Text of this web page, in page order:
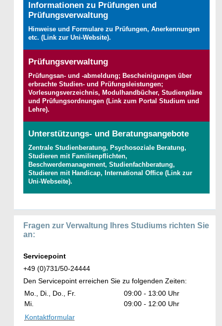
Informationen zu Prüfungen und
Prüfungsverwaltung
Hinweise und Formulare zu Prüfungen, Anerkennungen
etc. (Link zur Uni-Website).
Prüfungsverwaltung
Prüfungsan- und -abmeldung; Bescheinigungen über
erbrachte Studien- und Prüfungsleistungen;
Vorlesungsverzeichnis, Modulhandbücher, Studienpläne
und Prüfungsordnungen (Link zum Portal Studium und
Lehre).
Unterstützungs- und Beratungsangebote
Zentrale Studienberatung, Psychosoziale Beratung,
Studieren mit Familienpflichten,
Beschwerdemanagement, Studienfachberatung,
Studieren mit Handicap, International Office (Link zur
Uni-Webseite).
Fragen zur Verwaltung Ihres Studiums richten Sie
an:
Servicepoint
+49 (0)731/50-24444
Den Servicepoint erreichen Sie zu folgenden Zeiten:
Mo., Di., Do., Fr.
09:00 - 13:00 Uhr
Mi.
09:00 - 12:00 Uhr
Kontaktformular